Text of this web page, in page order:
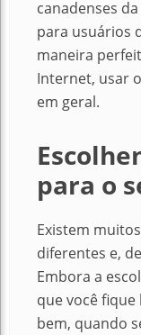
canadenses
para usuários
maneira
Internet, usar
em geral.
para o
Existem
diferentes e,
Embora a
que você fique
bem, quando